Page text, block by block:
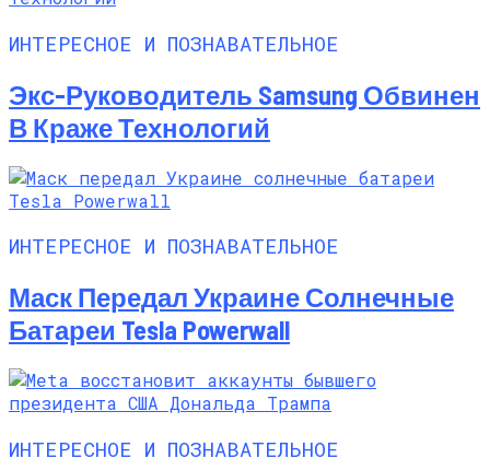
ИНТЕРЕСНОЕ И ПОЗНАВАТЕЛЬНОЕ
Экс-Руководитель Samsung Обвинен
В Краже Технологий
ИНТЕРЕСНОЕ И ПОЗНАВАТЕЛЬНОЕ
Маск Передал Украине Солнечные
Батареи Tesla Powerwall
ИНТЕРЕСНОЕ И ПОЗНАВАТЕЛЬНОЕ